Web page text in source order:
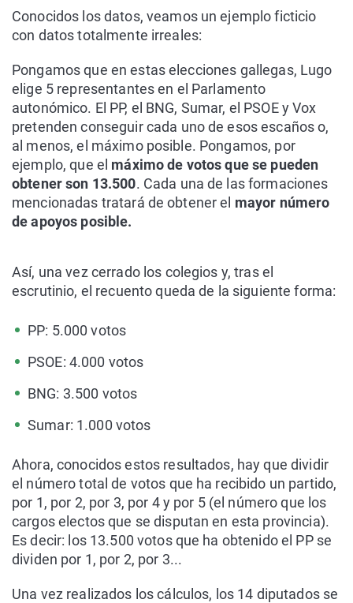
Conocidos los datos, veamos un ejemplo ficticio
con datos totalmente irreales:
Pongamos que en estas elecciones gallegas, Lugo
elige 5 representantes en el Parlamento
autonómico. El PP, el BNG, Sumar, el PSOE y Vox
pretenden conseguir cada uno de esos escaños o,
al menos, el máximo posible. Pongamos, por
ejemplo, que el máximo de votos que se pueden
obtener son 13.500. Cada una de las formaciones
mencionadas tratará de obtener el mayor número
de apoyos posible.
Así, una vez cerrado los colegios y, tras el
escrutinio, el recuento queda de la siguiente forma:
PP: 5.000 votos
PSOE: 4.000 votos
BNG: 3.500 votos
Sumar: 1.000 votos
Ahora, conocidos estos resultados, hay que dividir
el número total de votos que ha recibido un partido,
por 1, por 2, por 3, por 4 y por 5 (el número que los
cargos electos que se disputan en esta provincia).
Es decir: los 13.500 votos que ha obtenido el PP se
dividen por 1, por 2, por 3...
Una vez realizados los cálculos, los 14 diputados se